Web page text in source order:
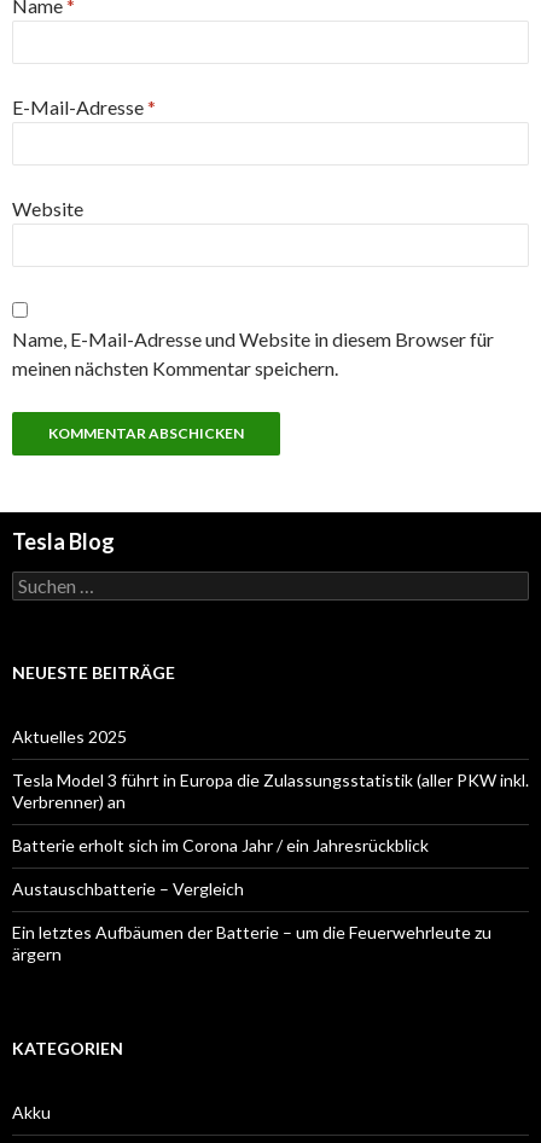
Name*
E-Mail-Adresse*
Website
Name, E-Mail-Adresse und Website in diesem Browser für
meinen nächsten Kommentar speichern.
Tesla Blog
Suchen
nach:
NEUESTE BEITRÄGE
Aktuelles 2025
Tesla Model 3 führt in Europa die Zulassungsstatistik (aller PKW inkl.
Verbrenner) an
Batterie erholt sich im Corona Jahr / ein Jahresrückblick
Austauschbatterie – Vergleich
Ein letztes Aufbäumen der Batterie – um die Feuerwehrleute zu
ärgern
KATEGORIEN
Akku